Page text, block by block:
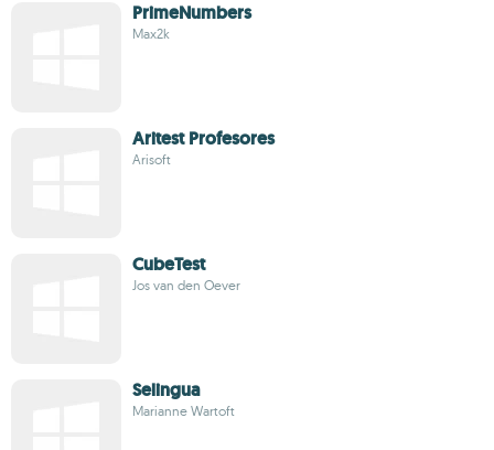
PrimeNumbers
Max2k
Aritest Profesores
Arisoft
CubeTest
Jos van den Oever
Selingua
Marianne Wartoft